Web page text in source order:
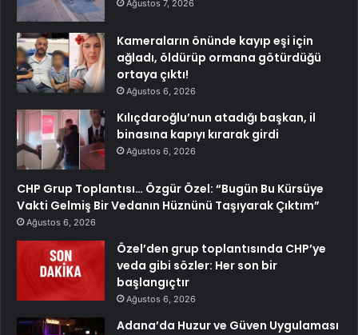
Ağustos 7, 2026
Kameraların önünde kayıp eşi için
ağladı, öldürüp ormana götürdüğü
ortaya çıktı!
Ağustos 6, 2026
Kılıçdaroğlu’nun atadığı başkan, il
binasına kapıyı kırarak girdi
Ağustos 6, 2026
CHP Grup Toplantısı… Özgür Özel: “Bugün Bu Kürsüye
Vakti Gelmiş Bir Vedanın Hüznünü Taşıyarak Çıktım”
Ağustos 6, 2026
Özel’den grup toplantısında CHP’ye
veda gibi sözler: Her son bir
başlangıçtır
Ağustos 6, 2026
Adana’da Huzur ve Güven Uygulaması